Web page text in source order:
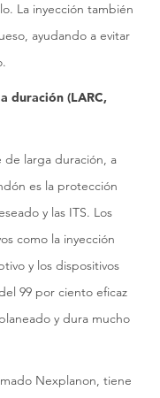
La inyección también
ayudando a evitar
duración (LARC,
de larga duración, a
es la protección
y las ITS. Los
como la inyección
y los dispositivos
99 por ciento eficaz
y dura mucho
Nexplanon, tiene